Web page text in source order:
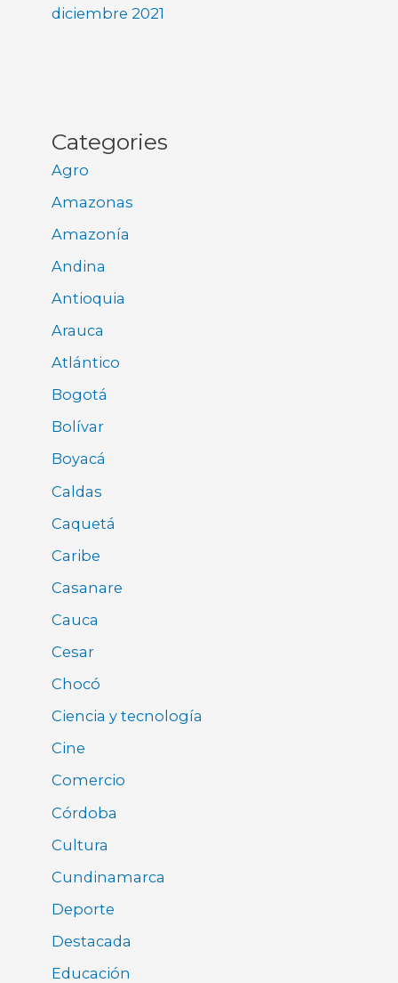
diciembre 2021
Categories
Agro
Amazonas
Amazonía
Andina
Antioquia
Arauca
Atlántico
Bogotá
Bolívar
Boyacá
Caldas
Caquetá
Caribe
Casanare
Cauca
Cesar
Chocó
Ciencia y tecnología
Cine
Comercio
Córdoba
Cultura
Cundinamarca
Deporte
Destacada
Educación